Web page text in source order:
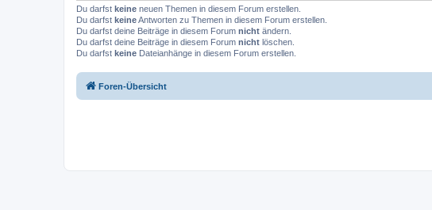
Du darfst keine neuen Themen in diesem Forum erstellen.
Du darfst keineAntworten zu Themen in diesem Forum erstellen.
Du darfst deine Beiträge in diesem Forum nicht ändern.
Du darfst deine Beiträge in diesem Forum nicht löschen.
Du darfst keine Dateianhänge in diesem Forum erstellen.
Foren-Übersicht